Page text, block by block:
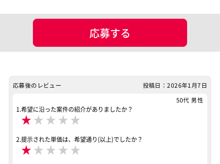
担当工程 要件定義 基本設計 詳細設計
プログラミング(実装) テスト
業務系エンジニア
Linux
Oracle
応募する
応募後のレビュー
投稿日：2026年1月7日
50代 男性
1.希望に沿った案件の紹介がありましたか？
★ ★ ★ ★ ★
2.提示された単価は、希望通り(以上)でしたか？
★ ★ ★ ★ ★